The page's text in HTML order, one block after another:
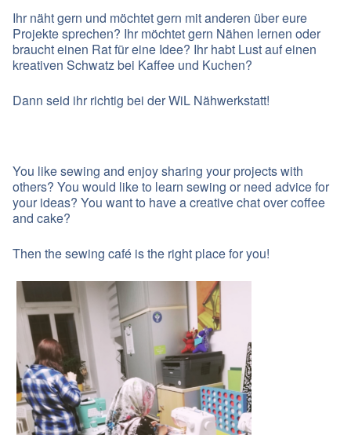
Ihr näht gern und möchtet gern mit anderen über eure
Projekte sprechen? Ihr möchtet gern Nähen lernen oder
braucht einen Rat für eine Idee? Ihr habt Lust auf einen
kreativen Schwatz bei Kaffee und Kuchen?
Dann seid ihr richtig bei der WiL Nähwerkstatt!
You like sewing and enjoy sharing your projects with
others? You would like to learn sewing or need advice for
your ideas? You want to have a creative chat over coffee
and cake?
Then the sewing café is the right place for you!